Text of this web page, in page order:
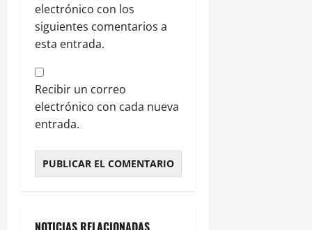
electrónico con los
siguientes comentarios a
esta entrada.
Recibir un correo
electrónico con cada nueva
entrada.
NOTICIAS RELACIONADAS